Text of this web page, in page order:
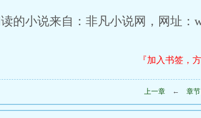
的小说来自：非凡小说网，网址：
『加入书签，
上一章 ← 章